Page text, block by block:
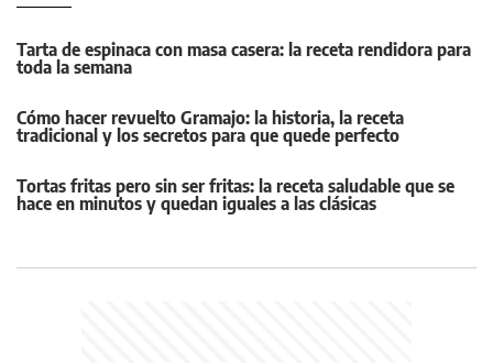
Tarta de espinaca con masa casera: la receta rendidora para
toda la semana
Cómo hacer revuelto Gramajo: la historia, la receta
tradicional y los secretos para que quede perfecto
Tortas fritas pero sin ser fritas: la receta saludable que se
hace en minutos y quedan iguales a las clásicas